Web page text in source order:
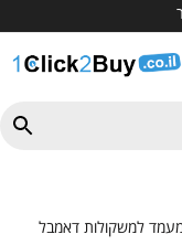
למשקולות דאמבל